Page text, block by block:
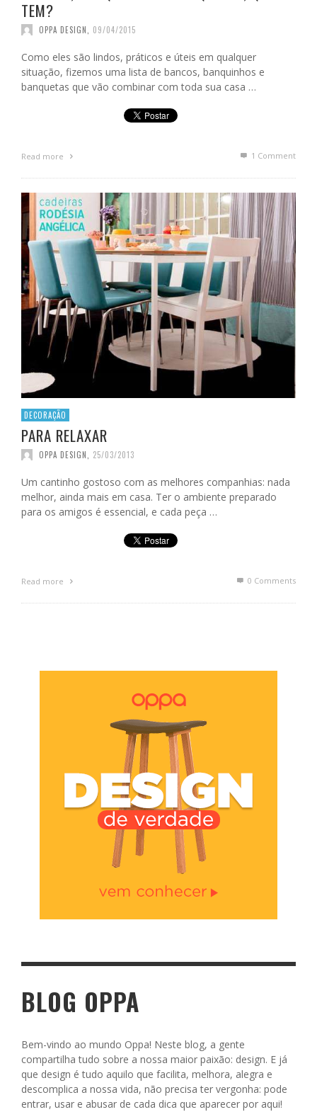
TEM?
OPPA DESIGN 09/04/2015
Como eles são lindos, práticos e úteis em qualquer
situação, fizemos uma lista de bancos, banquinhos e
banquetas que vão combinar com toda sua casa …
Read more 1 Comment
DECORAÇÃO
PARA RELAXAR
OPPA DESIGN 25/03/2013
Um cantinho gostoso com as melhores companhias: nada
melhor, ainda mais em casa. Ter o ambiente preparado
para os amigos é essencial, e cada peça …
Read more 0 Comments
BLOG OPPA
Bem-vindo ao mundo Oppa! Neste blog, a gente
compartilha tudo sobre a nossa maior paixão: design. E já
que design é tudo aquilo que facilita, melhora, alegra e
descomplica a nossa vida, não precisa ter vergonha: pode
entrar, usar e abusar de cada dica que aparecer por aqui!